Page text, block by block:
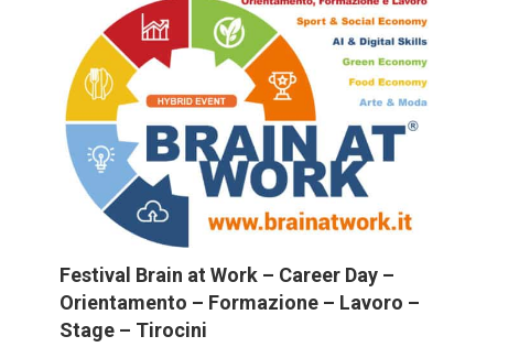
Festival Brain at Work – Career Day –
Orientamento – Formazione – Lavoro –
Stage – Tirocini